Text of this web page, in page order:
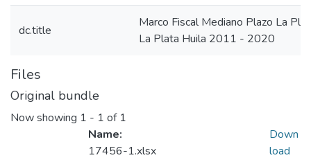
dc.title
Marco Fiscal Mediano Plazo La
La Plata Huila 2011 - 2020
Files
Original bundle
Now showing 1 - 1 of 1
Name:
17456-1.xlsx
Down
load